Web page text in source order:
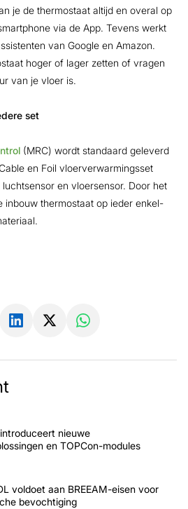
je de thermostaat altijd en overal op
via de App. Tevens werkt
van Google en Amazon.
hoger of lager zetten of vragen
van je vloer is.
set
(MRC) wordt standaard geleverd
en Foil vloerverwarmingsset
en vloersensor. Door het
inbouw thermostaat op ieder enkel-
nieuwe
en TOPCon-modules
voldoet aan BREEAM-eisen voor
bevochtiging